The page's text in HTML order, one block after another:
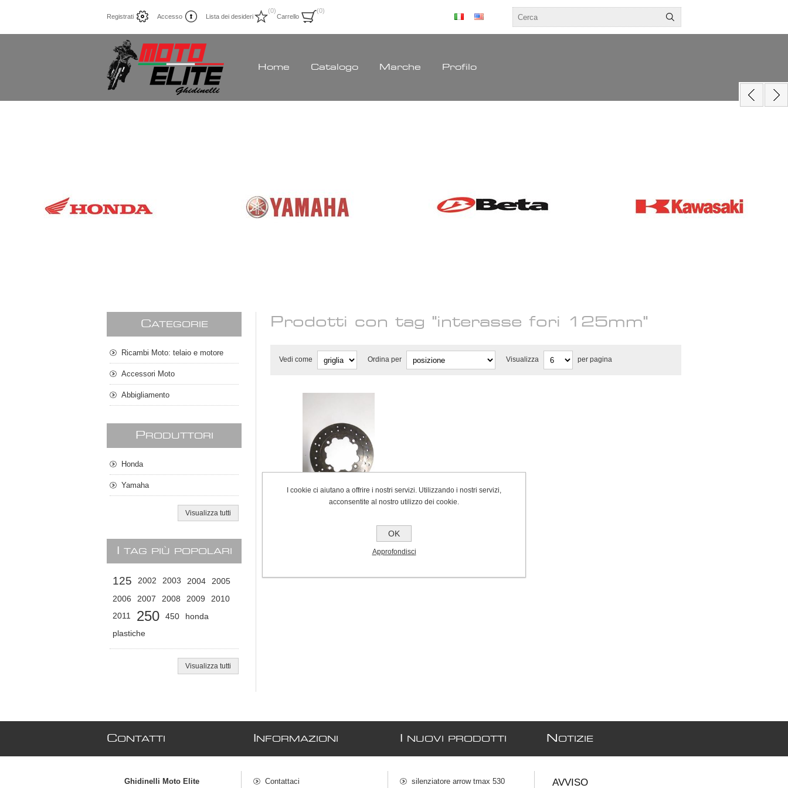
Registrati Accesso Lista dei desideri
(0)
Carrello
(0)
Home Catalogo Marche Profilo
Prodotti con tag "interasse fori 125mm"
Vedi come Ordina per Visualizza per pagina
disco freno 4 fori D. 217mm
CATEGORIE
Ricambi Moto: telaio e motore
Accessori Moto
Abbigliamento
P RODUTTORI
Honda
Yamaha
Visualizza tutti
TAG PIÙ POPOLARI
125 2002 2003 2004
2005
2006
2007 2008 2009 2010
2011 250 450 honda
plastiche
Visualizza tutti
CONTATTI
Ghidinelli Moto Elite
NFORMAZIONI
Contattaci
NUOVI PRODOTTI
silenziatore arrow tmax 530
N OTIZIE
AVVISO
I cookie ci aiutano a offrire i nostri servizi. Utilizzando i nostri servizi,
acconsentite al nostro utilizzo dei cookie.
OK
Approfondisci